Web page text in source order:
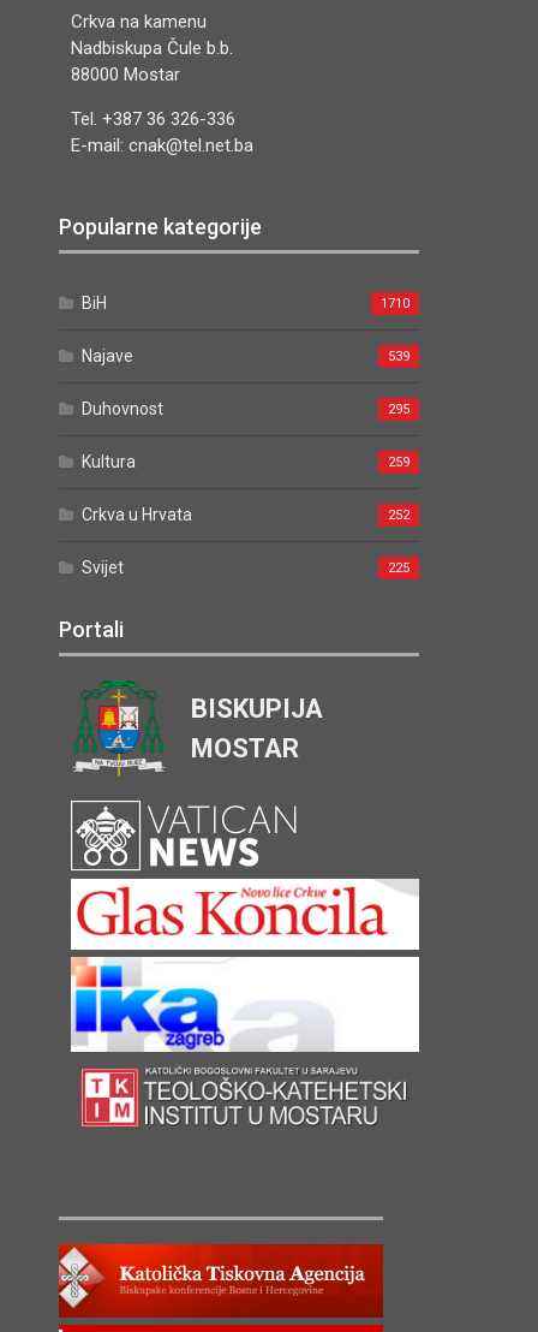
Crkva na kamenu
Nadbiskupa Čule b.b.
88000 Mostar
Tel. +387 36 326-336
E-mail: cnak@tel.net.ba
Popularne kategorije
BiH 1710
Najave 539
Duhovnost 295
Kultura 259
Crkva u Hrvata 252
Svijet 225
Portali
BISKUPIJA
MOSTAR